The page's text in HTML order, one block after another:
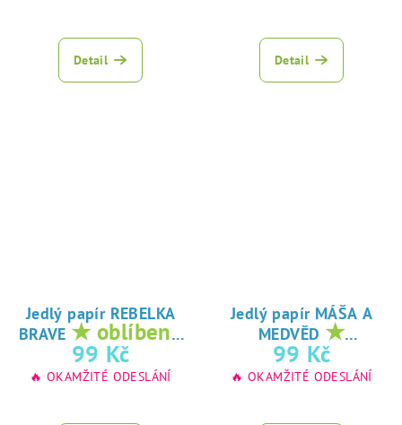
Detail Detail
Jedlý papír REBELKA
BRAVE ★ oblíbený
tisk na jedlý
papír
99 Kč
🔥 OKAMŽITÉ ODESLÁNÍ
Jedlý papír MÁŠA A
MEDVĚD ★
oblíbený tisk na
jedlý papír
99 Kč
🔥 OKAMŽITÉ ODESLÁNÍ